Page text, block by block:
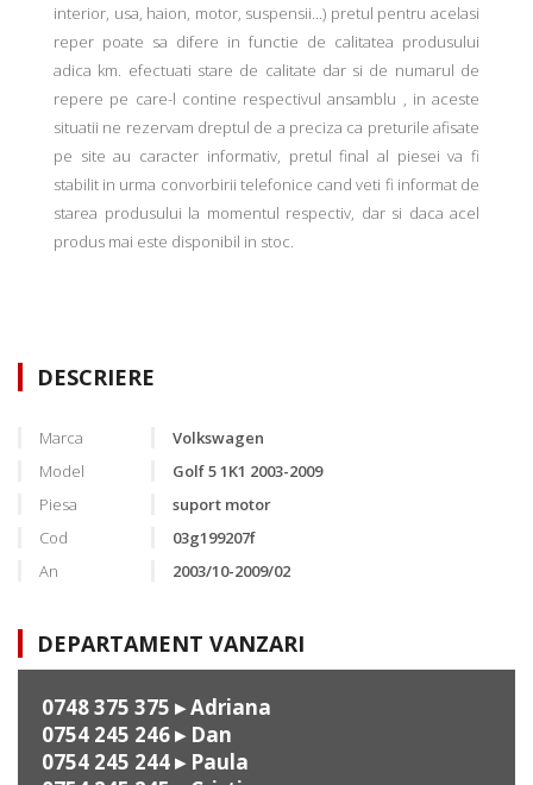
interior, usa, haion, motor, suspensii...) pretul pentru acelasi
reper poate sa difere in functie de calitatea produsului
adica km. efectuati stare de calitate dar si de numarul de
repere pe care-l contine respectivul ansamblu , in aceste
situatii ne rezervam dreptul de a preciza ca preturile afisate
pe site au caracter informativ, pretul final al piesei va fi
stabilit in urma convorbirii telefonice cand veti fi informat de
starea produsului la momentul respectiv, dar si daca acel
produs mai este disponibil in stoc.
DESCRIERE
Marca
Volkswagen
Model
Golf 5 1K1 2003-2009
Piesa
suport motor
Cod
03g199207f
An
2003/10-2009/02
DEPARTAMENT VANZARI
0748 375 375 ▸ Adriana
0754 245 246▸ Dan
0754 245 244▸ Paula